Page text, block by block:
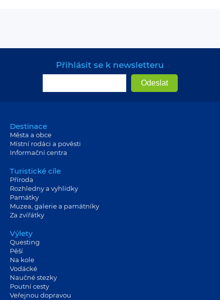
Přihlásit se k newsletteru
Destinace
Města a obce
Místní rodáci a pověsti
Informační centra
Turistické cíle
Příroda
Rozhledny a vyhlídky
Památky
Muzea, galerie a památníky
Za zvířátky
Výlety
Questing
Pěší
Na kole
Vodácké
Naučné stezky
Poutní cesty
Veřejnou dopravou